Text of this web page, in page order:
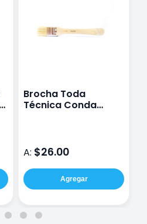
Brocha Toda
Técnica Conda
A: $26.00
Agregar